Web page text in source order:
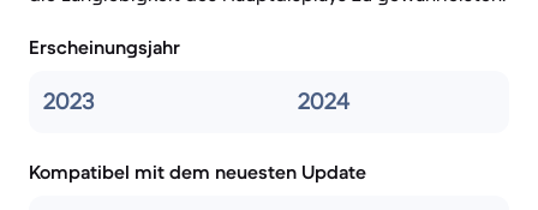
Erscheinungsjahr
2023 2024
Kompatibel mit dem neuesten Update